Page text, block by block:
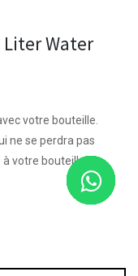
Liter Water
votre bouteille.
ne se perdra pas
à votre bouteille